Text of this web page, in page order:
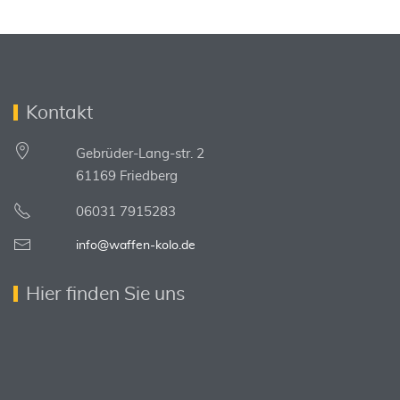
Kontakt
Gebrüder-Lang-str. 2
61169 Friedberg
06031 7915283
info@waffen-kolo.de
Hier finden Sie uns